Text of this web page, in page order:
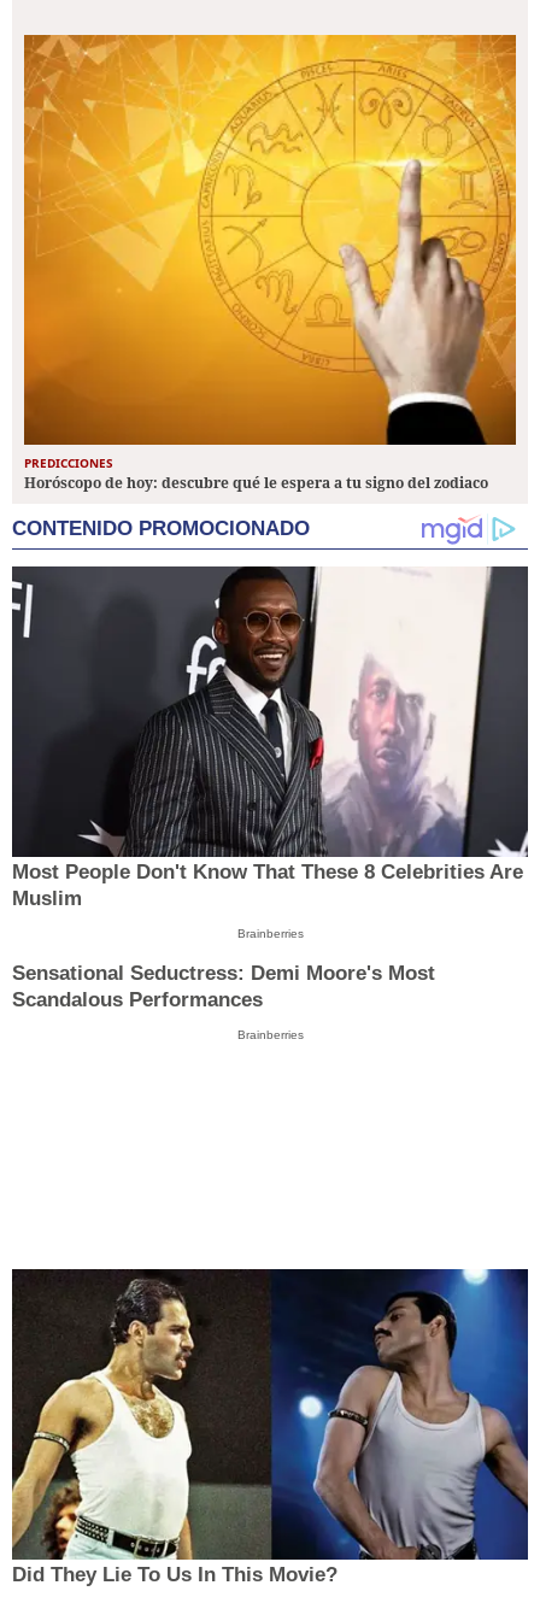
PREDICCIONES
Horóscopo de hoy: descubre qué le espera a tu signo del zodiaco
CONTENIDO PROMOCIONADO
Most People Don't Know That These 8 Celebrities Are
Muslim
Brainberries
Sensational Seductress: Demi Moore's Most
Scandalous Performances
Brainberries
Did They Lie To Us In This Movie?